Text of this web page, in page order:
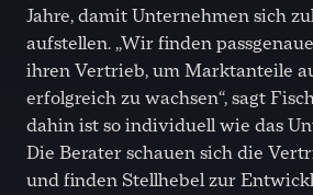
Jahre, damit Unternehmen sich
aufstellen. „Wir finden
ihren Vertrieb, um Marktanteile
erfolgreich zu wachsen“, sagt
dahin ist so individuell wie das
Die Berater schauen sich die
und finden Stellhebel zur